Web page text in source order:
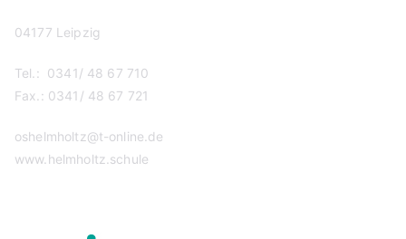
04177 Leipzig
Tel.: 0341/ 48 67 710
Fax.: 0341/ 48 67 721
oshelmholtz@t-online.de
www.helmholtz.schule